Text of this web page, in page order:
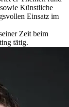
Künstliche
Einsatz im
Zeit beim
tätig.